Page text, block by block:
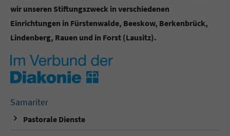
wir unseren Stiftungszweck in verschiedenen
Einrichtungen in Fürstenwalde, Beeskow, Berkenbrück,
Lindenberg, Rauen und in Forst (Lausitz).
Samariter
Pastorale Dienste